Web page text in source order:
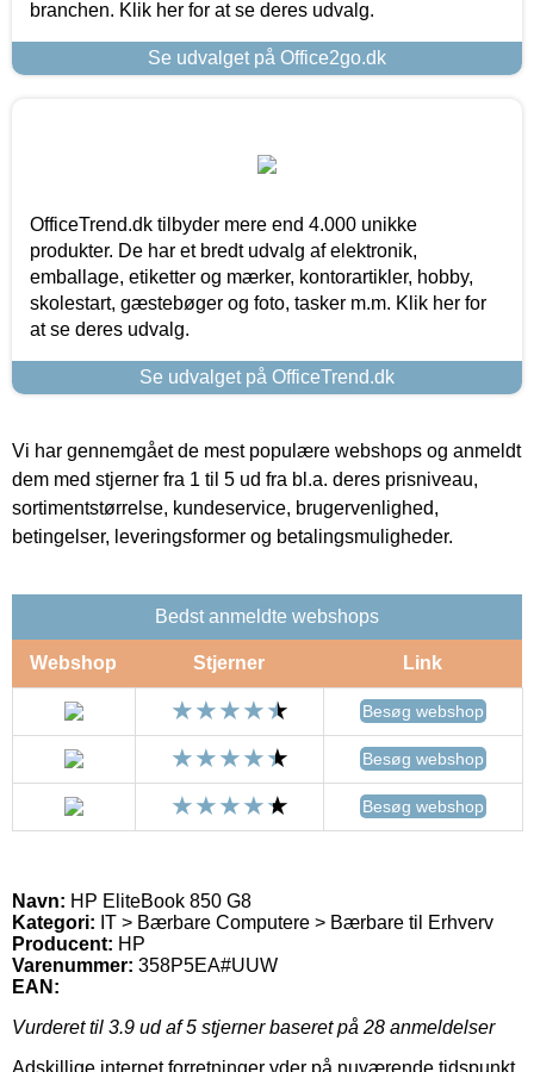
branchen. Klik her for at se deres udvalg.
Se udvalget på Office2go.dk
OfficeTrend.dk tilbyder mere end 4.000 unikke
produkter. De har et bredt udvalg af elektronik,
emballage, etiketter og mærker, kontorartikler, hobby,
skolestart, gæstebøger og foto, tasker m.m. Klik her for
at se deres udvalg.
Se udvalget på OfficeTrend.dk
Vi har gennemgået de mest populære webshops og anmeldt
dem med stjerner fra 1 til 5 ud fra bl.a. deres prisniveau,
sortimentstørrelse, kundeservice, brugervenlighed,
betingelser, leveringsformer og betalingsmuligheder.
Bedst anmeldte webshops
Webshop Stjerner Link
Besøg webshop
Besøg webshop
Besøg webshop
Navn: HP EliteBook 850 G8
Kategori: IT > Bærbare Computere > Bærbare til Erhverv
Producent: HP
Varenummer: 358P5EA#UUW
EAN:
Vurderet til 3.9 ud af 5 stjerner baseret på 28 anmeldelser
Adskillige internet forretninger yder på nuværende tidspunkt